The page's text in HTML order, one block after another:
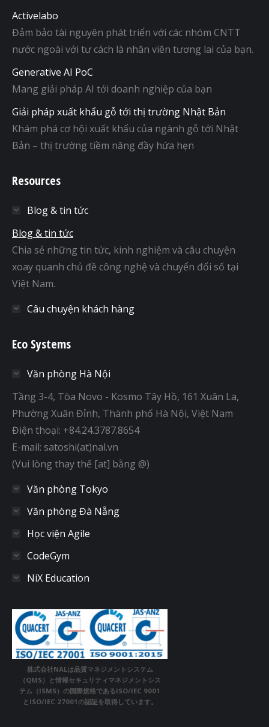
Activelabo
Đảm bảo tài nguyên phát triển với các nhóm CNTT
nước ngoài với tư cách là nhân viên tương lai của bạn.
Generative AI PoC
Mang giải pháp AI tới doanh nghiệp của bạn
Giải pháp xuất khẩu gỗ tới thị trường Nhật Bản
Khám phá cơ hội xuất khẩu của ngành gỗ tới Nhật
Bản – thị trường tiềm năng đầy hứa hẹn
Resources
Blog & tin tức
Blog & tin tức
Chia sẻ những tin tức, kinh nghiệm và câu chuyện
xoay quanh chủ đề công nghệ và chuyển đổi số tại
Việt Nam.
Câu chuyện khách hàng
Eco Systems
Văn phòng Hà Nội
Tầng 3-4, Tòa Novo - Kosmo Tây Hồ, 161 Xuân La,
Phường Xuân Đỉnh, Thành phố Hà Nội, Việt Nam
Điện thoại: +84.24.3787.8654
E-mail: satoshi(at)nal.vn
(Vui lòng thay thế [at] bằng @)
Văn phòng Tokyo
Văn phòng Đà Nẵng
Học viện Agile
CodeGym
NiX Education
株式会社NALは品質マネジメントシステム
（QMS）と情報セキュリティマネジメントシス
テム（ISMS）の国際規格であるISO/IEC 9001
とISO/IEC 27001の認証を取得しています。